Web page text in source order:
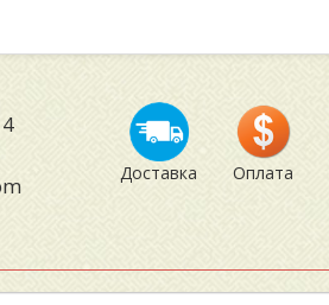
Доставка Оплата